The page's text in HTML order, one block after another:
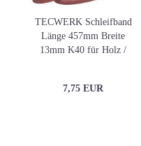
TECWERK Schleifband
Länge 457mm Breite
13mm K40 für Holz /
7,75 EUR